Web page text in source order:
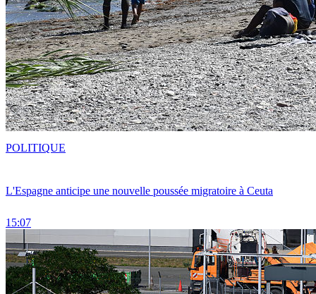
L'Espagne anticipe une nouvelle poussée migratoire à Ceuta
15:07
POLITIQUE